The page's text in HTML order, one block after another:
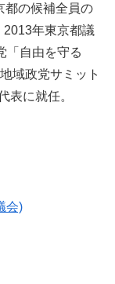
都の候補全員の
年東京都議
「自由を守る
域政党サミット
表に就任。
会)